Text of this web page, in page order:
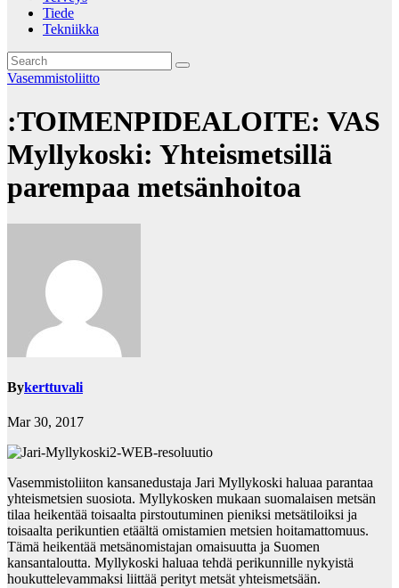
Tiede
Tekniikka
Vasemmistoliitto
:TOIMENPIDEALOITE: VAS
Myllykoski: Yhteismetsillä
parempaa metsänhoitoa
Bykerttuvali
Mar 30, 2017
Vasemmistoliiton kansanedustaja Jari Myllykoski haluaa parantaa
yhteismetsien suosiota. Myllykosken mukaan suomalaisen metsän
tilaa heikentää toisaalta pirstoutuminen pieniksi metsätiloiksi ja
toisaalta perikuntien etäältä omistamien metsien hoitamattomuus.
Tämä heikentää metsänomistajan omaisuutta ja Suomen
kansantaloutta. Myllykoski haluaa tehdä perikunnille nykyistä
houkuttelevammaksi liittää perityt metsät yhteismetsään.